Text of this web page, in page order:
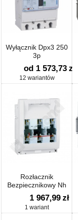
Wyłącznik Dpx3 250
3p
od 1 573,73 zł
12 wariantów
Rozłacznik
Bezpiecznikowy Nh
Spx 1 250 A
1 967,99 zł
1 wariant